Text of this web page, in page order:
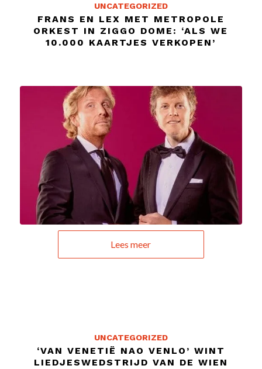
UNCATEGORIZED
FRANS EN LEX MET METROPOLE
ORKEST IN ZIGGO DOME: ‘ALS WE
10.000 KAARTJES VERKOPEN’
Lees meer
UNCATEGORIZED
‘VAN VENETIË NAO VENLO’ WINT
LIEDJESWEDSTRIJD VAN DE WIEN